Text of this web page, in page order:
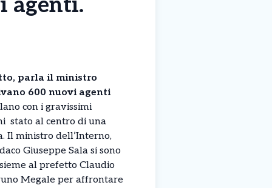
agenti.
parla il ministro
600 nuovi agenti
con i gravissimi
stato al centro di una
Il ministro dell’Interno,
Giuseppe Sala si sono
al prefetto Claudio
Megale per affrontare